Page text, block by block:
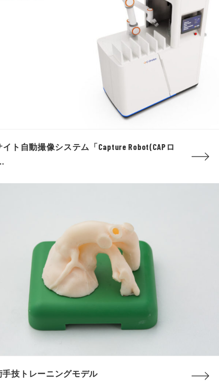
イト自動撮像システム「Capture Robot(CAPロ
手技トレーニングモデル